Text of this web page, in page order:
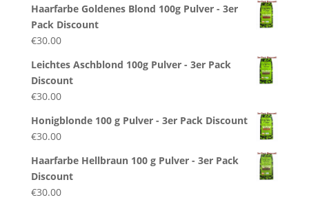
Haarfarbe Goldenes Blond 100g Pulver - 3er
Pack Discount
€30.00
Leichtes Aschblond 100g Pulver - 3er Pack
Discount
€30.00
Honigblonde 100 g Pulver - 3er Pack Discount
€30.00
Haarfarbe Hellbraun 100 g Pulver - 3er Pack
Discount
€30.00